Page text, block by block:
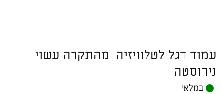
עמוד דגל לטלוויזיה מהתקרה עשוי
נירוסטה
במלאי